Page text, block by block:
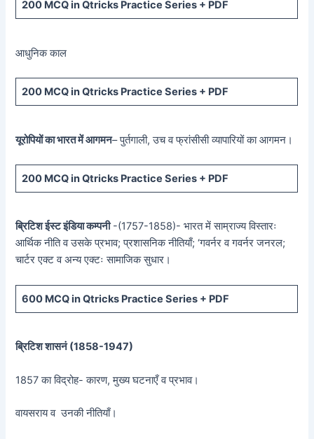
200 MCQ in Qtricks Practice Series + PDF
आधुनिक काल
200 MCQ in Qtricks Practice Series + PDF
यूरोपियों का भारत में आगमन– पुर्तगाली, उच व फ्रांसीसी व्यापारियों का आगमन।
200 MCQ in Qtricks Practice Series + PDF
ब्रिटिश ईस्ट इंडिया कम्पनी-(1757-1858)- भारत में साम्राज्य विस्तारः
आर्थिक नीति व उसके प्रभाव; प्रशासनिक नीतियाँ; ‘गवर्नर व गवर्नर जनरल;
चार्टर एक्ट व अन्य एक्टः सामाजिक सुधार।
600 MCQ in Qtricks Practice Series + PDF
ब्रिटिश शासनं (1858-1947)
1857 का विद्रोह- कारण, मुख्य घटनाएँ व प्रभाव।
वायसराय व उनकी नीतियाँ।